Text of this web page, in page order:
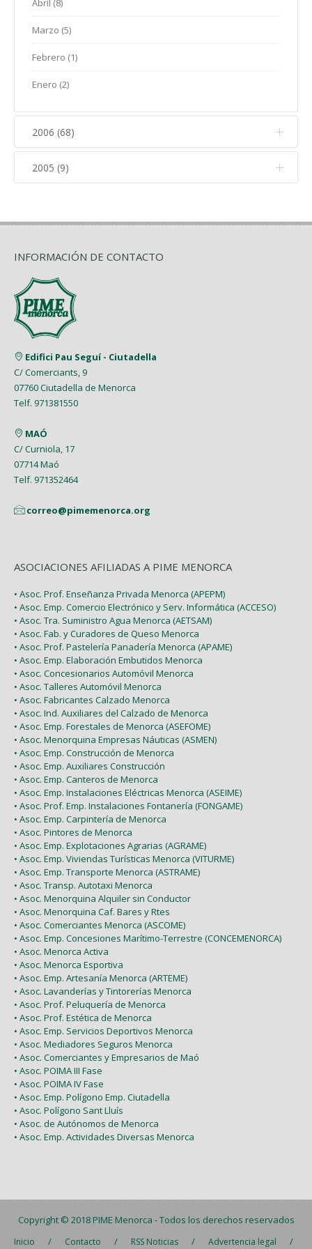
Enero (7)
Febrero (4)
Enero (9)
Abril (8)
Marzo (5)
Febrero (1)
Enero (2)
2006 (68)
Diciembre (6)
Octubre (12)
Septiembre (3)
Agosto (5)
Julio (2)
Junio (8)
Mayo (7)
Abril (4)
Febrero (6)
Enero (2)
2005 (9)
INFORMACIÓN DE CONTACTO
Edifici Pau Seguí - Ciutadella
C/ Comerciants, 9
07760 Ciutadella de Menorca
Telf. 971381550
MAÓ
C/ Curniola, 17
07714 Maó
Telf. 971352464
correo@pimemenorca.org
ASOCIACIONES AFILIADAS A PIME MENORCA
• Asoc. Prof. Enseñanza Privada Menorca (APEPM)
• Asoc. Emp. Comercio Electrónico y Serv. Informática (ACCESO)
• Asoc. Tra. Suministro Agua Menorca (AETSAM)
• Asoc. Fab. y Curadores de Queso Menorca
• Asoc. Prof. Pastelería Panadería Menorca (APAME)
• Asoc. Emp. Elaboración Embutidos Menorca
• Asoc. Concesionarios Automóvil Menorca
• Asoc. Talleres Automóvil Menorca
• Asoc. Fabricantes Calzado Menorca
• Asoc. Ind. Auxiliares del Calzado de Menorca
• Asoc. Emp. Forestales de Menorca (ASEFOME)
• Asoc. Menorquina Empresas Náuticas (ASMEN)
• Asoc. Emp. Construcción de Menorca
• Asoc. Emp. Auxiliares Construcción
• Asoc. Emp. Canteros de Menorca
• Asoc. Emp. Instalaciones Eléctricas Menorca (ASEIME)
• Asoc. Prof. Emp. Instalaciones Fontanería (FONGAME)
• Asoc. Emp. Carpintería de Menorca
• Asoc. Pintores de Menorca
• Asoc. Emp. Explotaciones Agrarias (AGRAME)
• Asoc. Emp. Viviendas Turísticas Menorca (VITURME)
• Asoc. Emp. Transporte Menorca (ASTRAME)
• Asoc. Transp. Autotaxi Menorca
• Asoc. Menorquina Alquiler sin Conductor
• Asoc. Menorquina Caf. Bares y Rtes
• Asoc. Comerciantes Menorca (ASCOME)
• Asoc. Emp. Concesiones Marítimo-Terrestre (CONCEMENORCA)
• Asoc. Menorca Activa
• Asoc. Menorca Esportiva
• Asoc. Emp. Artesanía Menorca (ARTEME)
• Asoc. Lavanderías y Tintorerías Menorca
• Asoc. Prof. Peluquería de Menorca
• Asoc. Prof. Estética de Menorca
• Asoc. Emp. Servicios Deportivos Menorca
• Asoc. Mediadores Seguros Menorca
• Asoc. Comerciantes y Empresarios de Maó
• Asoc. POIMA III Fase
• Asoc. POIMA IV Fase
• Asoc. Emp. Polígono Emp. Ciutadella
• Asoc. Polígono Sant Lluís
• Asoc. de Autónomos de Menorca
• Asoc. Emp. Actividades Diversas Menorca
Copyright © 2018PIME Menorca - Todos los derechos reservados
Inicio / Contacto / RSS Noticias / Advertencia legal
/